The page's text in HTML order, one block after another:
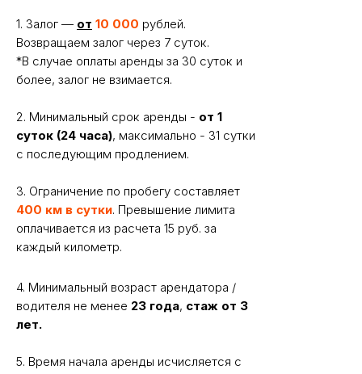
4. Минимальный возраст арендатора /
водителя не менее 23 года, стаж от 3
лет.
5. Время начала аренды исчисляется с
1. Залог — от 10 000 рублей.
Возвращаем залог через 7 суток.
*В случае оплаты аренды за 30 суток и
более, залог не взимается.
2. Минимальный срок аренды - от 1
суток (24 часа), максимально - 31 сутки
с последующим продлением.
3. Ограничение по пробегу составляет
400 км в сутки. Превышение лимита
оплачивается из расчета 15 руб. за
каждый километр.
Вам может понравиться